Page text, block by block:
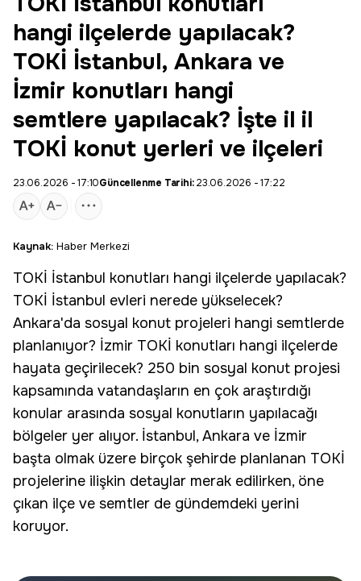
hangi ilçelerde yapılacak?
TOKİ İstanbul, Ankara ve
İzmir konutları hangi
semtlere yapılacak? İşte il il
TOKİ konut yerleri ve ilçeleri
23.06.2026 - 17:10Güncellenme Tarihi:23.06.2026 - 17:22
Kaynak: Haber Merkezi
TOKİ İstanbul konutları hangi ilçelerde yapılacak?
TOKİ İstanbul evleri nerede yükselecek?
Ankara'da sosyal konut projeleri hangi semtlerde
planlanıyor? İzmir TOKİ konutları hangi ilçelerde
hayata geçirilecek? 250 bin sosyal konut projesi
kapsamında vatandaşların en çok araştırdığı
konular arasında sosyal konutların yapılacağı
bölgeler yer alıyor. İstanbul, Ankara ve İzmir
başta olmak üzere birçok şehirde planlanan TOKİ
projelerine ilişkin detaylar merak edilirken, öne
çıkan ilçe ve semtler de gündemdeki yerini
koruyor.